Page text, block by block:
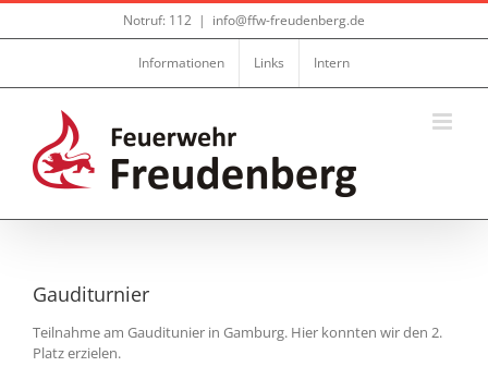
Zum
Notruf: 112 | info@ffw-freudenberg.de
Informationen Links Intern
Gauditurnier
Teilnahme am Gauditunier in Gamburg. Hier konnten wir den 2.
Platz erzielen.